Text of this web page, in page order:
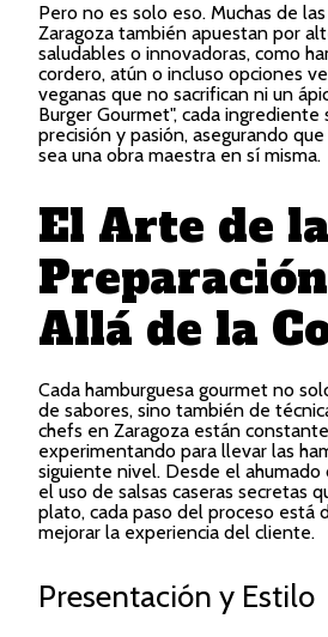
Pero no es solo eso. Muchas de
Zaragoza también apuestan por
saludables o innovadoras, como
cordero, atún o incluso opciones
veganas que no sacrifican ni un
Burger Gourmet", cada ingrediente
precisión y pasión, asegurando
sea una obra maestra en sí misma.
El Arte de la
Allá de la
Cada hamburguesa gourmet no
de sabores, sino también de
chefs en Zaragoza están
experimentando para llevar las
siguiente nivel. Desde el ahumado
el uso de salsas caseras secretas
plato, cada paso del proceso está
mejorar la experiencia del cliente.
Presentación y Estilo